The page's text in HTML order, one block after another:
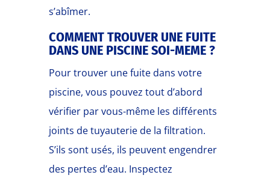
s’abîmer.
COMMENT TROUVER UNE FUITE
DANS UNE PISCINE SOI-MEME ?
Pour trouver une fuite dans votre
piscine, vous pouvez tout d’abord
vérifier par vous-même les différents
joints de tuyauterie de la filtration.
S’ils sont usés, ils peuvent engendrer
des pertes d’eau. Inspectez